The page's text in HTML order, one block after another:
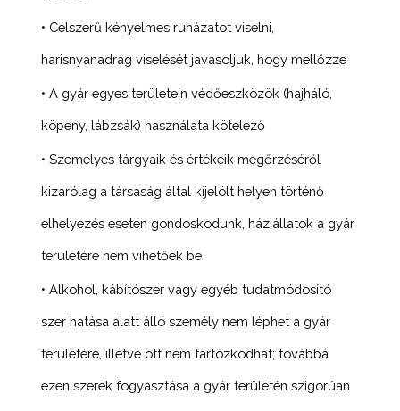
• Célszerű kényelmes ruházatot viselni,
harisnyanadrág viselését javasoljuk, hogy mellőzze
• A gyár egyes területein védőeszközök (hajháló,
köpeny, lábzsák) használata kötelező
• Személyes tárgyaik és értékeik megőrzéséről
kizárólag a társaság által kijelölt helyen történő
elhelyezés esetén gondoskodunk, háziállatok a gyár
területére nem vihetőek be
• Alkohol, kábítószer vagy egyéb tudatmódosító
szer hatása alatt álló személy nem léphet a gyár
területére, illetve ott nem tartózkodhat; továbbá
ezen szerek fogyasztása a gyár területén szigorúan